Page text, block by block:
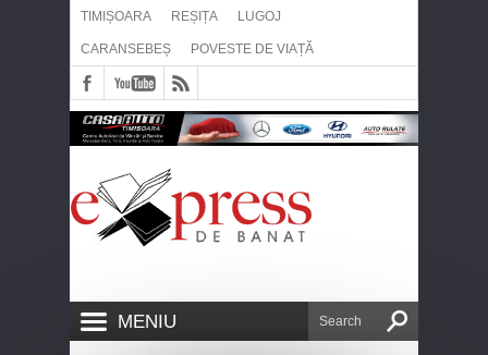
TIMIȘOARA REȘIȚA LUGOJ
CARANSEBEȘ POVESTE DE VIAȚĂ
MENIU